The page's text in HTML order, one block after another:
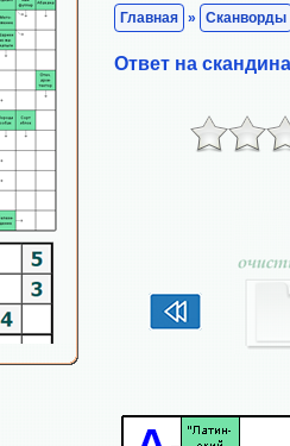
Главная » Сканворды
Ответ на